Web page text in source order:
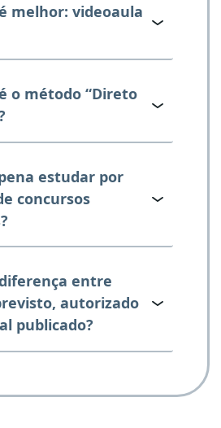
melhor: videoaula
o método “Direto
estudar por
concursos
entre
autorizado
publicado?